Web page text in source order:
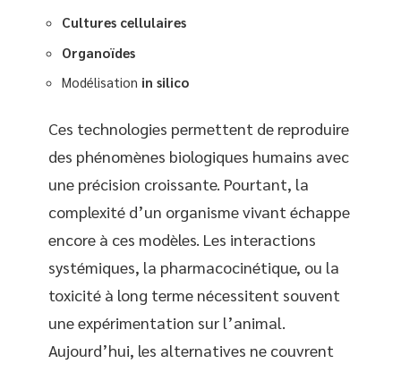
Cultures cellulaires
Organoïdes
Modélisation in silico
Ces technologies permettent de reproduire
des phénomènes biologiques humains avec
une précision croissante. Pourtant, la
complexité d’un organisme vivant échappe
encore à ces modèles. Les interactions
systémiques, la pharmacocinétique, ou la
toxicité à long terme nécessitent souvent
une expérimentation sur l’animal.
Aujourd’hui, les alternatives ne couvrent